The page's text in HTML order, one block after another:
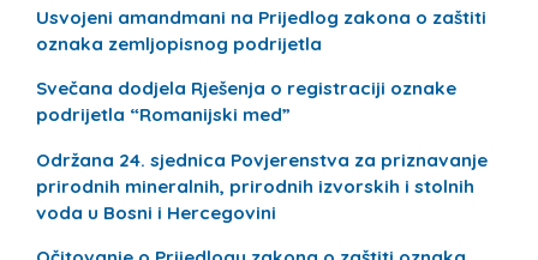
Usvojeni amandmani na Prijedlog zakona o zaštiti
oznaka zemljopisnog podrijetla
Svečana dodjela Rješenja o registraciji oznake
podrijetla “Romanijski med”
Održana 24. sjednica Povjerenstva za priznavanje
prirodnih mineralnih, prirodnih izvorskih i stolnih
voda u Bosni i Hercegovini